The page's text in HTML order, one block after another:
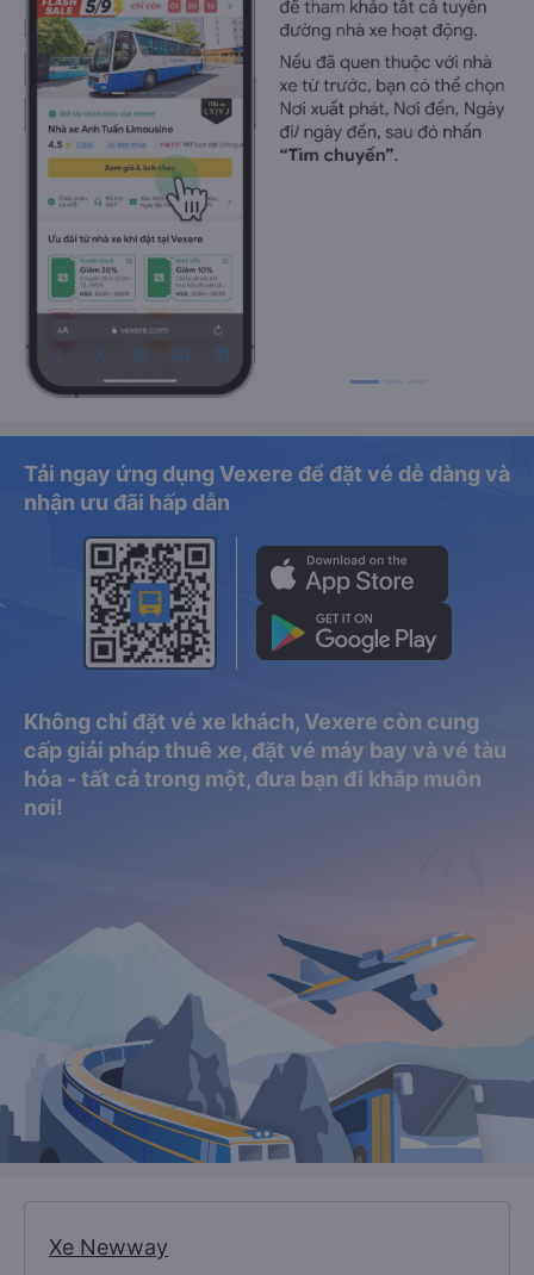
Tải ngay ứng dụng Vexere để đặt vé dễ dàng và
nhận ưu đãi hấp dẫn
Không chỉ đặt vé xe khách, Vexere còn cung
cấp giải pháp thuê xe, đặt vé máy bay và vé tàu
hỏa - tất cả trong một, đưa bạn đi khắp muôn
nơi!
Xe Newway